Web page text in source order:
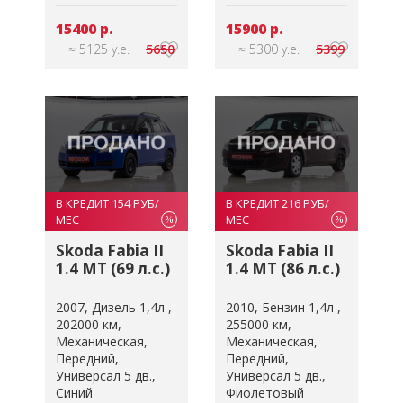
15400 р.
≈ 5125 у.е. 5650
15900 р.
≈ 5300 у.е. 5399
В КРЕДИТ 154 РУБ/
МЕС
%
Skoda Fabia II
1.4 MT (69 л.с.)
2007 Дизель 1,4л
202000 км
Механическая
Передний
Универсал 5 дв.
Синий
В КРЕДИТ 216 РУБ/
МЕС
%
Skoda Fabia II
1.4 MT (86 л.с.)
2010 Бензин 1,4л
255000 км
Механическая
Передний
Универсал 5 дв.
Фиолетовый